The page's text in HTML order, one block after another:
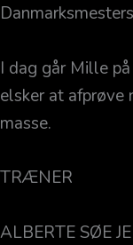
I dag går Mille
elsker at afprøve
masse.
TRÆNER
ALBERTE SØE